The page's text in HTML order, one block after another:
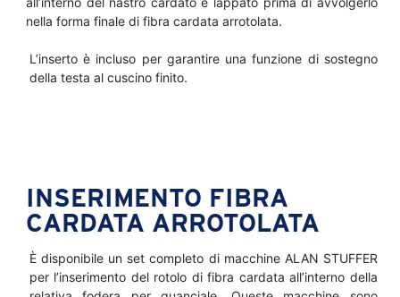
nella forma finale di fibra cardata arrotolata.
L’inserto è incluso per garantire una funzione di sostegno
della testa al cuscino finito.
INSERIMENTO FIBRA
CARDATA ARROTOLATA
È disponibile un set completo di macchine ALAN STUFFER
per l’inserimento del rotolo di fibra cardata all’interno della